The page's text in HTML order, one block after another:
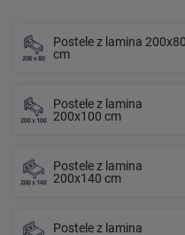
Postele z lamina 200x80
cm
Postele z lamina
200x100 cm
Postele z lamina
200x140 cm
Postele z lamina